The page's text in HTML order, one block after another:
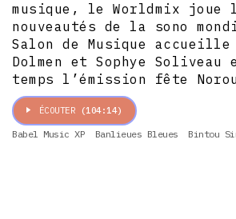
musique, le Worldmix joue
nouveautés de la sono
Salon de Musique accueille
Dolmen et Sophye
temps l’émission fête
ÉCOUTER (104:14)
Babel Music XP Banlieues Bleues Bintou